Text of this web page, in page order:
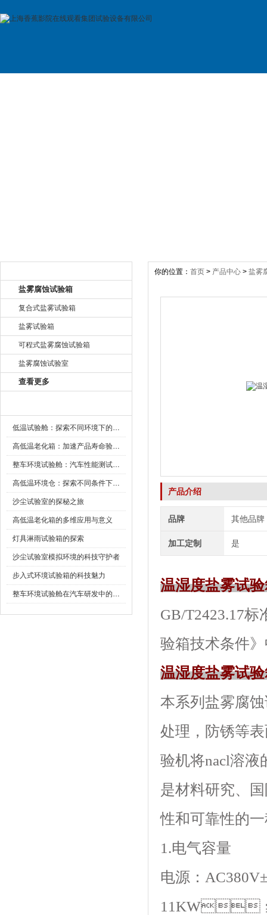
盐雾腐蚀试验箱
复合式盐雾试验箱
盐雾试验箱
可程式盐雾腐蚀试验箱
盐雾腐蚀试验室
查看更多
低温试验舱：探索不同环境下的科技边界
高低温老化箱：加速产品寿命验证的可靠伙伴
整车环境试验舱：汽车性能测试的设备
高低温环境仓：探索不同条件下的科学奥秘
沙尘试验室的探秘之旅
高低温老化箱的多维应用与意义
灯具淋雨试验箱的探索
沙尘试验室模拟环境的科技守护者
步入式环境试验箱的科技魅力
整车环境试验舱在汽车研发中的作用
你的位置： 首页 > 产品中心 > 盐雾
产品介绍
品牌 其他品牌
加工定制 是
温湿度盐雾试
GB/T2423.17标
验箱技术条件》
温湿度盐雾试
本系列盐雾腐蚀
处理，防锈
验机将nacl溶液
是材料研究、国
性和可靠性的一
1.电气容量
电源：
11KW；